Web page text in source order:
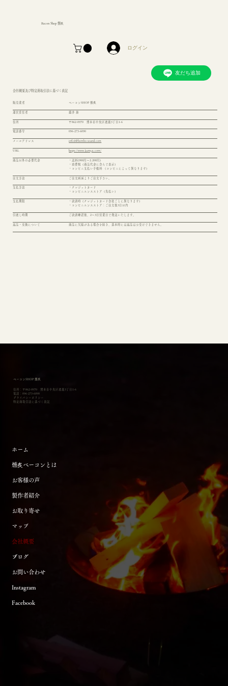
Bacon Shop 燻炙
ログイン
友だち追加
会社概要及び特定商取引法に基づく表記
販売業者 ベーコンSHOP 燻炙
運営責任者 藤井 衛
住所 〒862-0970 熊本市中央区渡鹿3丁目1-6
電話番号 096-273-6090
メールアドレス info1@bombo-sound.com
URL https://www.kunsya.com/
商品以外の必要代金
・送料(900円～2.200円)
・消費税（商品代金に含んで表示）
・コンビニ支払い手数料 （コンビニによって異なります)
注文方法 ご注文画面よりご注文下さい。
支払方法
・クレジットカード
・コンビニエンスストア（先払い）
支払期限
・決済時（クレジットカード会社ごとに異なります）
・コンビニエンスストア：ご注文後3日以内
引渡し時期 ご決済確認後、2～3日営業日で発送いたします。
返品・交換について 商品に欠陥がある場合を除き、基本的には返品はお受けできません。
ベーコンSHOP 燻炙
住所：〒862-0970 熊本市中央区渡鹿3丁目1-6
電話：096-273-6090
特定商取引法に基づく表記
​プライバシーポリシー
ホーム
燻炙ベーコンとは
お客様の声
製作者紹介
お取り寄せ
マップ
会社概要
ブログ
お問い合わせ
Instagram
Facebook